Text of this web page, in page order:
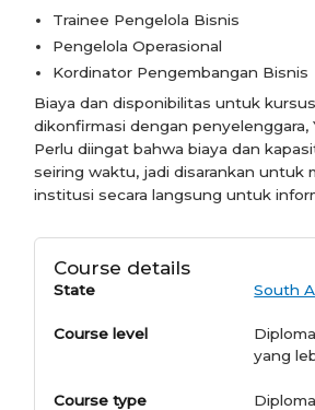
Trainee Pengelola Bisnis
Pengelola Operasional
Kordinator Pengembangan Bisnis
Biaya dan disponibilitas untuk
dikonfirmasi dengan penyelenggara,
Perlu diingat bahwa biaya dan
seiring waktu, jadi disarankan untuk
institusi secara langsung untuk
Course details
State South
Course level
yang
Course type